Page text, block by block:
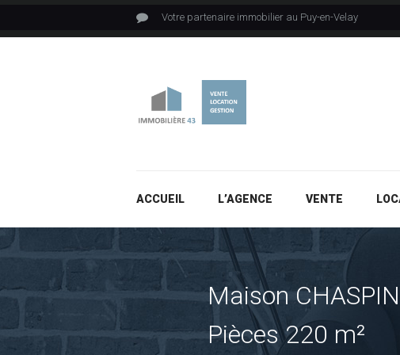
Votre partenaire immobilier au Puy-en-Velay
ACCUEIL L’AGENCE VENTE
Maison
Pièces 220 m²